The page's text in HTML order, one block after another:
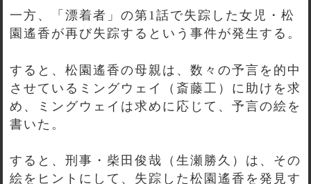
一方、「漂着者」の第1話で失踪した女児・松
園遙香が再び失踪するという事件が発生する。
すると、松園遙香の母親は、数々の予言を的中
させているミングウェイ（斎藤工）に助けを求
め、ミングウェイは求めに応じて、予言の絵を
書いた。
すると、刑事・柴田俊哉（生瀬勝久）は、その
絵をヒントにして、失踪した松園遙香を発見す